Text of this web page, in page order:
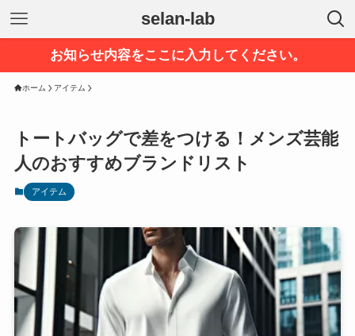
selan-lab
お知らせ内容をここに入力してください。
ホーム アイテム
トートバッグで差をつける！メンズ芸能
人のおすすめブランドリスト
アイテム